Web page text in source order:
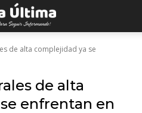
de alta complejidad ya se
de alta
enfrentan en